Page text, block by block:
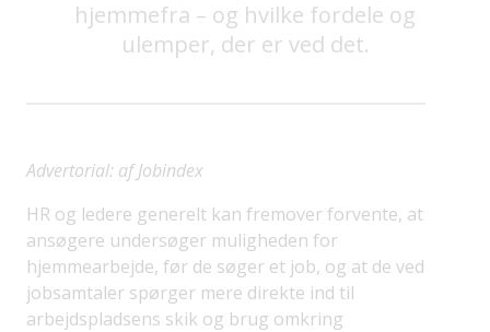
hjemmefra – og hvilke fordele og
ulemper, der er ved det.
Advertorial: af Jobindex
HR og ledere generelt kan fremover forvente, at
ansøgere undersøger muligheden for
hjemmearbejde, før de søger et job, og at de ved
jobsamtaler spørger mere direkte ind til
arbejdspladsens skik og brug omkring